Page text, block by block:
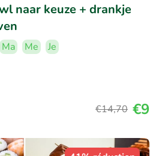
naar keuze + drankje
Ma Me
Je
€14,70 €9